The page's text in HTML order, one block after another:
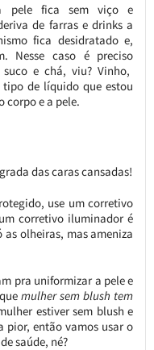
pele fica sem viço e
de farras e drinks a
fica desidratado e,
Nesse caso é preciso
e chá, viu? Vinho,
de líquido que estou
corpo e a pele.
das caras cansadas!
use um corretivo
corretivo iluminador é
olheiras, mas ameniza
pra uniformizar a pele e
mulher sem blush tem
estiver sem blush e
pior, então vamos usar o
saúde, né?